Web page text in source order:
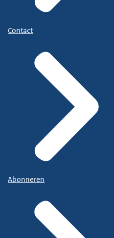
Contact
Abonneren